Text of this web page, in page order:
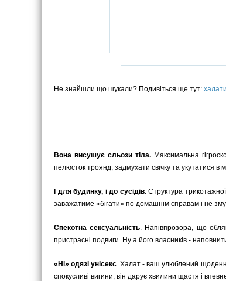
Не знайшли що шукали? Подивіться ще тут:
Вона висушує сльози тіла.Максимальна
пелюсток троянд, задмухати свічку та укутатися
І для будинку, і до сусідів. Структура
заважатиме «бігати» по домашнім справам і не
Спекотна сексуальність. Напівпрозора, що
пристрасні подвиги. Ну а його власників -
«Ні» одязі унісекс. Халат - ваш улюблений
спокусливі вигини, він дарує хвилини щастя і